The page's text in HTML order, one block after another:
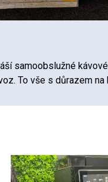
samoobslužné
To vše s důrazem